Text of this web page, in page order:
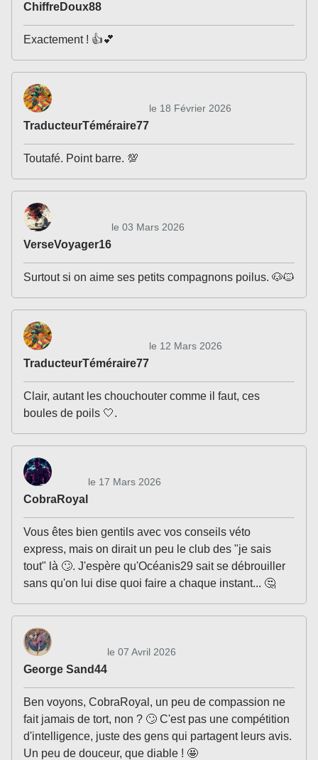
ChiffreDoux88
Exactement ! 👍💕
TraducteurTéméraire77
le 18 Février 2026
Toutafé. Point barre. 💯
VerseVoyager16
le 03 Mars 2026
Surtout si on aime ses petits compagnons poilus. 🐶🐱
TraducteurTéméraire77
le 12 Mars 2026
Clair, autant les chouchouter comme il faut, ces
boules de poils 🤍.
CobraRoyal
le 17 Mars 2026
Vous êtes bien gentils avec vos conseils véto
express, mais on dirait un peu le club des "je sais
tout" là 🙄. J'espère qu'Océanis29 sait se débrouiller
sans qu'on lui dise quoi faire a chaque instant... 🤔
George Sand44
le 07 Avril 2026
Ben voyons, CobraRoyal, un peu de compassion ne
fait jamais de tort, non ? 🙄 C'est pas une compétition
d'intelligence, juste des gens qui partagent leurs avis.
Un peu de douceur, que diable ! 🤩